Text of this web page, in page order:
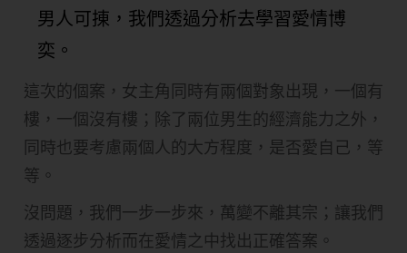
男人可㨂，我們透過分析去學習愛情博
奕。
這次的個案，女主角同時有兩個對象出現，一個有
樓，一個沒有樓；除了兩位男生的經濟能力之外，
同時也要考慮兩個人的大方程度，是否愛自己，等
等。
沒問題，我們一步一步來，萬變不離其宗；讓我們
透過逐步分析而在愛情之中找出正確答案。